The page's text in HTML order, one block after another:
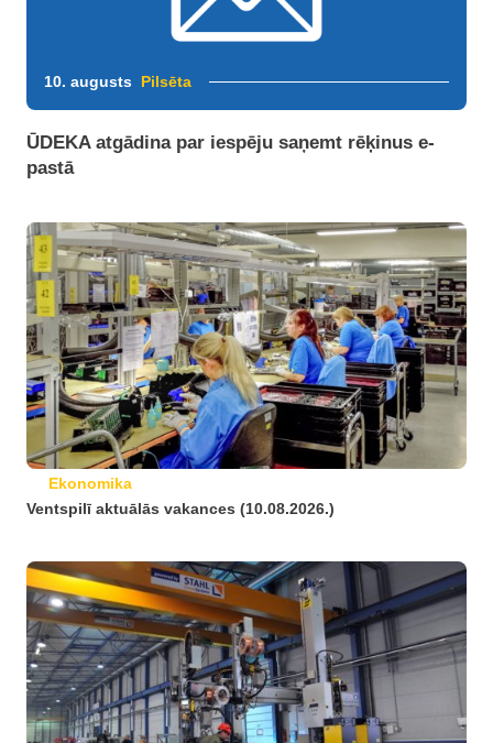
10. augusts Pilsēta
ŪDEKA atgādina par iespēju saņemt rēķinus e-
pastā
Ekonomika
Ventspilī aktuālās vakances (10.08.2026.)